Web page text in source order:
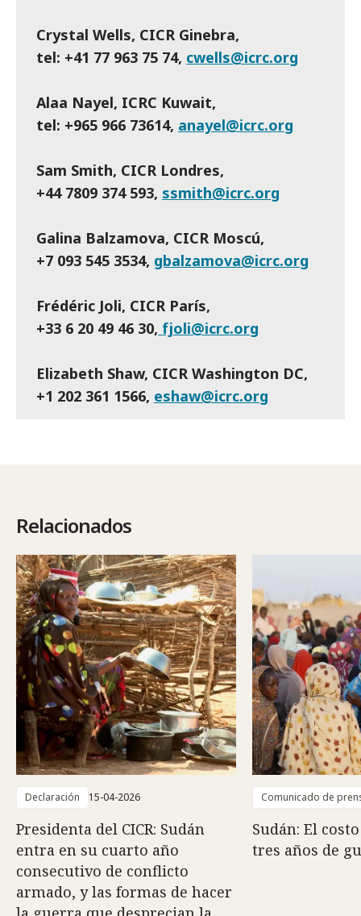
Crystal Wells, CICR Ginebra,
tel: +41 77 963 75 74, cwells@icrc.org
Alaa Nayel, ICRC Kuwait,
tel: +965 966 73614, anayel@icrc.org
Sam Smith, CICR Londres,
+44 7809 374 593, ssmith@icrc.org
Galina Balzamova, CICR Moscú,
+7 093 545 3534, gbalzamova@icrc.org
Frédéric Joli, CICR París,
+33 6 20 49 46 30, fjoli@icrc.org
Elizabeth Shaw, CICR Washington DC,
+1 202 361 1566, eshaw@icrc.org
Relacionados
Declaración 15-04-2026
Presidenta del CICR: Sudán
entra en su cuarto año
consecutivo de conflicto
armado, y las formas de hacer
Comunicado de
Sudán: El
tres años de